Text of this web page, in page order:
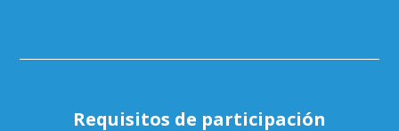
Requisitos de participación